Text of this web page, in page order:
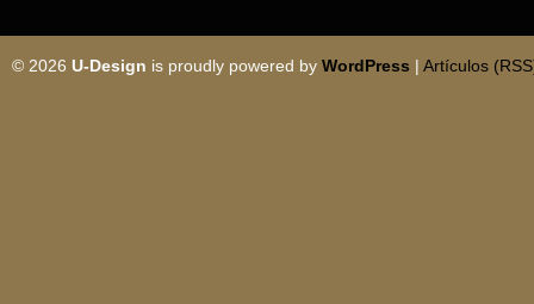
© 2026 U-Design is proudly powered by WordPress | Artículos